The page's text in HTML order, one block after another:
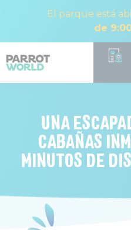
El parque está
de
UNA
CABAÑAS
MINUTOS DE